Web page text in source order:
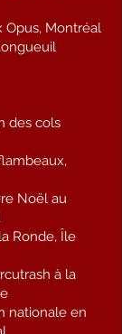
Opus, Montréal
des cols
Noël au
Ronde, Île
à la
nationale en